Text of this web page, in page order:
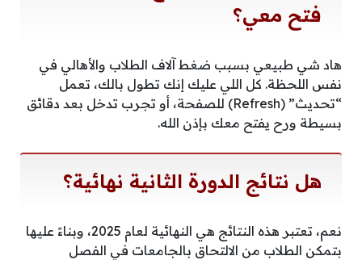
فتح معي؟
هاد شي طبيعي بسبب ضغط آلاف الطلاب والأهالي في
نفس اللحظة. كل اللي عليك إنك تطول بالك، تعمل
“تحديث” (Refresh) للصفحة، أو تجرب تدخل بعد دقائق
بسيطة ورح يفتح معك بإذن الله.
هل نتائج الدورة الثانية نهائية؟
نعم، تعتبر هذه النتائج هي النهائية لعام 2025، وبناءً عليها
بتمكن الطلاب من الالتحاق بالجامعات في الفصل